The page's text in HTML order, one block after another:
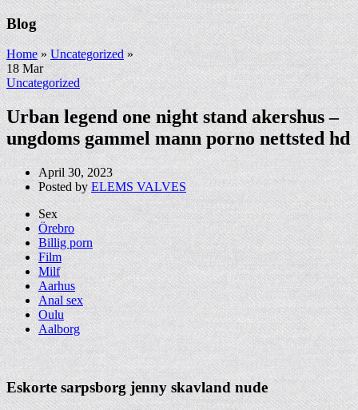
Blog
Home»Uncategorized »
18Mar
Uncategorized
Urban legend one night stand akershus –
ungdoms gammel mann porno nettsted hd
April 30, 2023
Posted by ELEMS VALVES
Sex
Örebro
Billig porn
Film
Milf
Aarhus
Anal sex
Oulu
Aalborg
Eskorte sarpsborg jenny skavland nude